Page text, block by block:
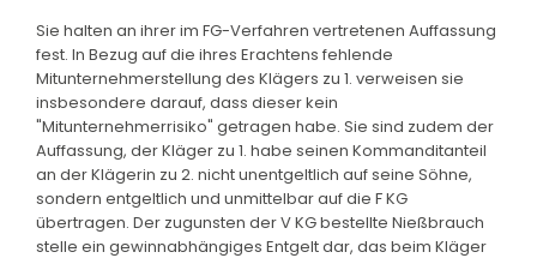
Sie halten an ihrer im FG-Verfahren vertretenen Auffassung
fest. In Bezug auf die ihres Erachtens fehlende
Mitunternehmerstellung des Klägers zu 1. verweisen sie
insbesondere darauf, dass dieser kein
"Mitunternehmerrisiko" getragen habe. Sie sind zudem der
Auffassung, der Kläger zu 1. habe seinen Kommanditanteil
an der Klägerin zu 2. nicht unentgeltlich auf seine Söhne,
sondern entgeltlich und unmittelbar auf die F KG
übertragen. Der zugunsten der V KG bestellte Nießbrauch
stelle ein gewinnabhängiges Entgelt dar, das beim Kläger